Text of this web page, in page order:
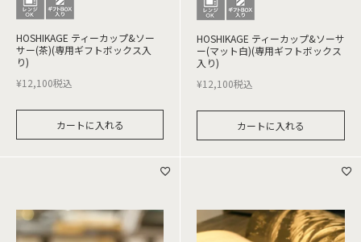
HOSHIKAGE ティーカップ&ソー
サー(茶)(専用ギフトボックス入
り)
¥12,100税込
カートに入れる
HOSHIKAGE ティーカップ&ソーサ
ー(マット白)(専用ギフトボックス
入り)
¥12,100税込
カートに入れる